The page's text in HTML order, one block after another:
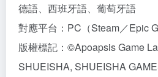
德語、西班牙語、葡萄牙語
對應平台：PC（Steam／Epic
版權標記：©Apoapsis Game
SHUEISHA, SHUEISHA